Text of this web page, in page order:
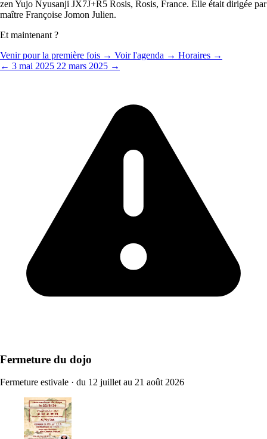
zen Yujo Nyusanji JX7J+R5 Rosis, Rosis, France. Elle était dirigée par
maître Françoise Jomon Julien.
Et maintenant ?
Venir pour la première fois → Voir l'agenda → Horaires →
← 3 mai 2025 22 mars 2025 →
Fermeture du dojo
Fermeture estivale · du 12 juillet au 21 août 2026